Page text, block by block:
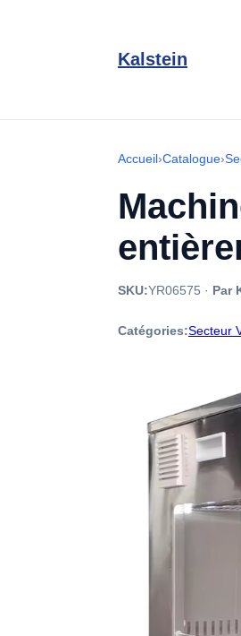
Kalstein
Accueil›Catalogue›
SKU:YR06575 · Par
Catégories:Secteur